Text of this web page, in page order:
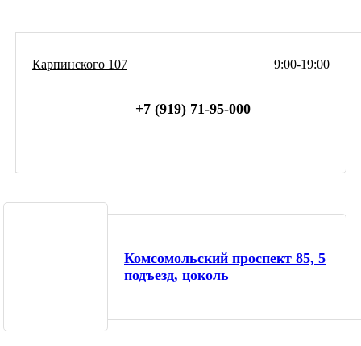
9:00-19:00
Карпинского 107
+7 (919) 71-95-000
Комсомольский проспект 85, 5
подъезд, цоколь